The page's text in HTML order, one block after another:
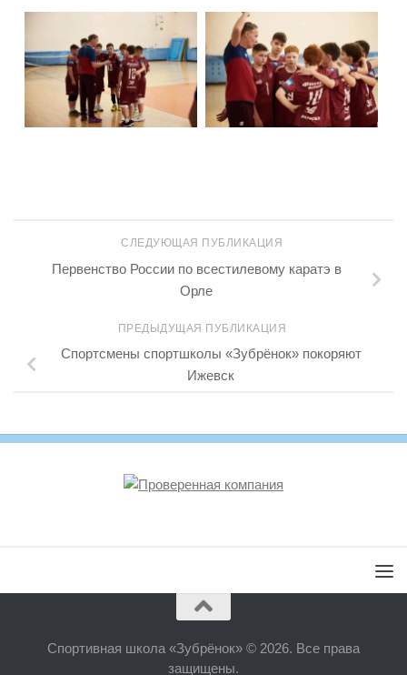
СЛЕДУЮЩАЯ ПУБЛИКАЦИЯ
Первенство России по всестилевому каратэ в
Орле
ПРЕДЫДУЩАЯ ПУБЛИКАЦИЯ
Спортсмены спортшколы «Зубрёнок» покоряют
Ижевск
Спортивная школа «Зубрёнок» © 2026. Все права
защищены.